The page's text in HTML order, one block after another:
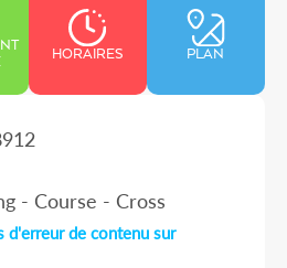
HORAIRES PLAN
- Course - Cross
d'erreur de contenu sur